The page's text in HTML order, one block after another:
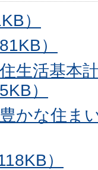
）
）
生活基本
）
かな住ま
）